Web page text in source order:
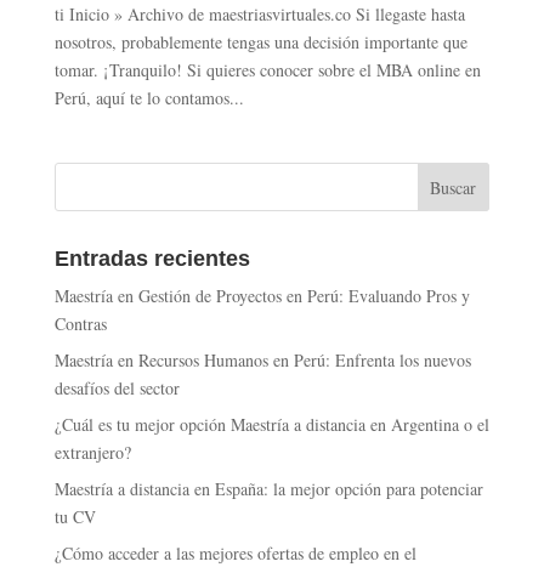
ti Inicio » Archivo de maestriasvirtuales.co Si llegaste hasta
nosotros, probablemente tengas una decisión importante que
tomar. ¡Tranquilo! Si quieres conocer sobre el MBA online en
Perú, aquí te lo contamos...
Entradas recientes
Maestría en Gestión de Proyectos en Perú: Evaluando Pros y
Contras
Maestría en Recursos Humanos en Perú: Enfrenta los nuevos
desafíos del sector
¿Cuál es tu mejor opción Maestría a distancia en Argentina o el
extranjero?
Maestría a distancia en España: la mejor opción para potenciar
tu CV
¿Cómo acceder a las mejores ofertas de empleo en el